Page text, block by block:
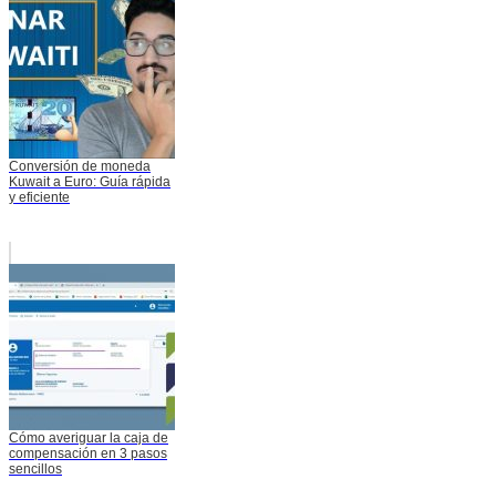
Conversión de moneda
Kuwait a Euro: Guía rápida
y eficiente
Cómo averiguar la caja de
compensación en 3 pasos
sencillos